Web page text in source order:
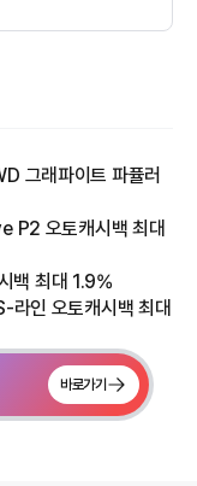
그래파이트 파퓰러
P2 오토캐시백 최대
백 최대 1.9%
인 오토캐시백 최대
바로가기